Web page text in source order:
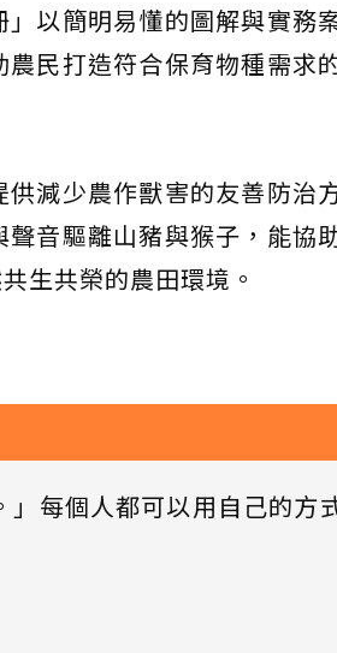
以簡明易懂的圖解與實務
民打造符合保育物種需求
減少農作獸害的友善防治
音驅離山豬與猴子，能協
生共榮的農田環境。
」每個人都可以用自己的方